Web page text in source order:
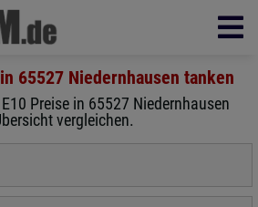
65527 Niedernhausen tanken
Preise in 65527 Niedernhausen
vergleichen.